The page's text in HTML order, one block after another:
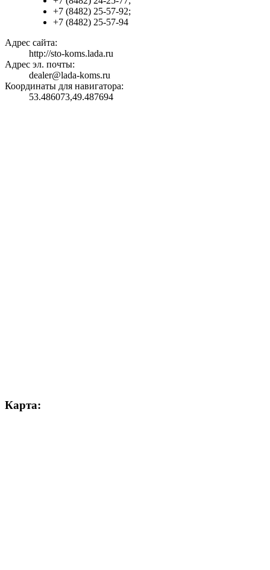
+7 (8482) 25-57-92;
+7 (8482) 25-57-94
Адрес сайта:
http://sto-koms.lada.ru
Адрес эл. почты:
dealer@lada-koms.ru
Координаты для навигатора:
53.486073,49.487694
Карта: